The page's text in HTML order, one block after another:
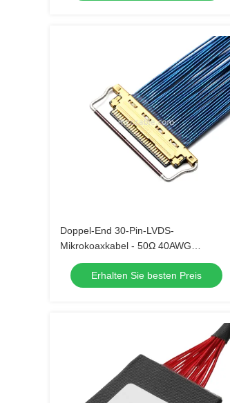
Doppel-End 30-Pin-LVDS-
Mikrokoaxkabel - 50Ω 40AWG
abgeschirmter blauer Draht
Erhalten Sie besten Preis